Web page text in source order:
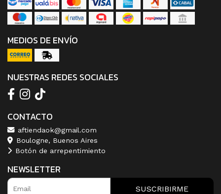
MEDIOS DE ENVÍO
NUESTRAS REDES SOCIALES
CONTACTO
aftiendaok@gmail.com
Boulogne, Buenos Aires
Botón de arrepentimiento
NEWSLETTER
SUSCRIBIRME